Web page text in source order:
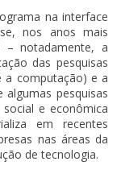
na interface
nos anos mais
– notadamente, a
das pesquisas
a computação) e a
pesquisas
e econômica
em recentes
nas áreas da
de tecnologia.